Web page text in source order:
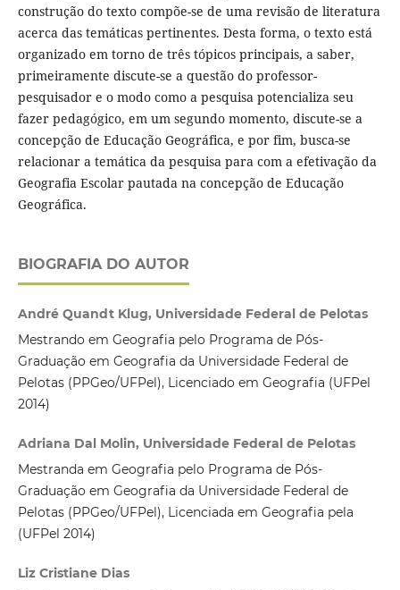
construção do texto compõe-se de uma revisão de literatura
acerca das temáticas pertinentes. Desta forma, o texto está
organizado em torno de três tópicos principais, a saber,
primeiramente discute-se a questão do professor-
pesquisador e o modo como a pesquisa potencializa seu
fazer pedagógico, em um segundo momento, discute-se a
concepção de Educação Geográfica, e por fim, busca-se
relacionar a temática da pesquisa para com a efetivação da
Geografia Escolar pautada na concepção de Educação
Geográfica.
BIOGRAFIA DO AUTOR
André Quandt Klug, Universidade Federal de Pelotas
Mestrando em Geografia pelo Programa de Pós-
Graduação em Geografia da Universidade Federal de
Pelotas (PPGeo/UFPel), Licenciado em Geografia (UFPel
2014)
Adriana Dal Molin, Universidade Federal de Pelotas
Mestranda em Geografia pelo Programa de Pós-
Graduação em Geografia da Universidade Federal de
Pelotas (PPGeo/UFPel), Licenciada em Geografia pela
(UFPel 2014)
Liz Cristiane Dias